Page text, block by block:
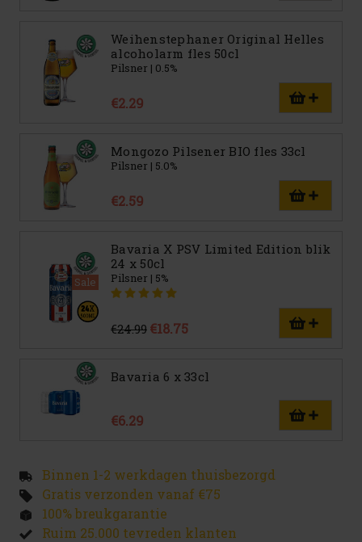
Weihenstephaner Original Helles
alcoholarm fles 50cl
Pilsner | 0.5%
€2.29
Mongozo Pilsener BIO fles 33cl
Pilsner | 5.0%
€2.59
Sale
Bavaria X PSV Limited Edition blik
24 x 50cl
Pilsner | 5%
€24.99 €18.75
Bavaria 6 x 33cl
€6.29
Binnen 1-2 werkdagen thuisbezorgd
Gratis verzonden vanaf €75
100% breukgarantie
Ruim 25.000 tevreden klanten